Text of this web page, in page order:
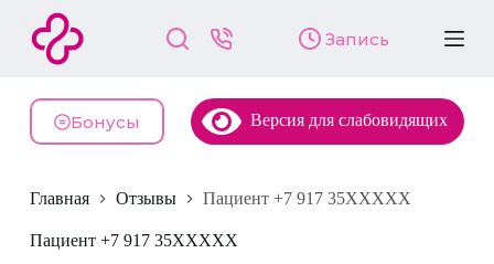
й
и
у
и
Запись
Бонусы Версия для слабовидящих
Главная Отзывы Пациент +7 917 35XXXXX
Пациент +7 917 35XXXXX